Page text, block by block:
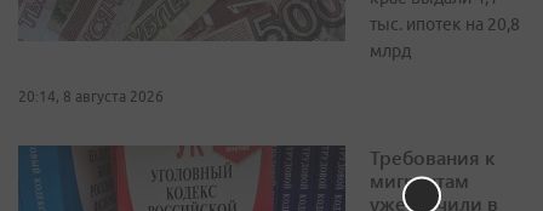
тыс. ипотек на 20,8
млрд
20:14, 8 августа 2026
Требования к
мигрантам
ужесточили в